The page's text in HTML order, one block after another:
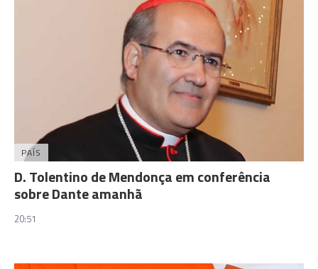
PAÍS
D. Tolentino de Mendonça em conferência
sobre Dante amanhã
20:51